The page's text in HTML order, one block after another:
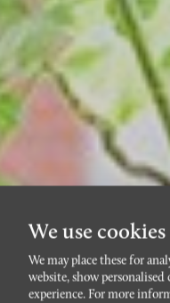
We use cookies
We may place these for
website, show
experience. For more